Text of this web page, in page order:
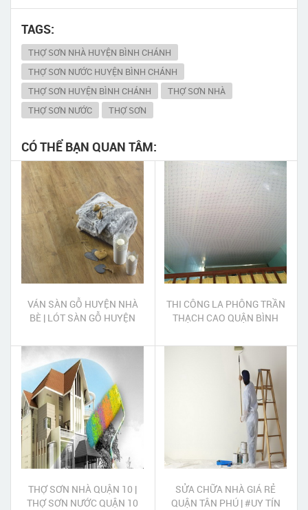
TAGS:
THỢ SƠN NHÀ HUYỆN BÌNH CHÁNH
THỢ SƠN NƯỚC HUYỆN BÌNH CHÁNH
THỢ SƠN HUYỆN BÌNH CHÁNH
THỢ SƠN NHÀ
THỢ SƠN NƯỚC
THỢ SƠN
CÓ THỂ BẠN QUAN TÂM:
VÁN SÀN GỖ HUYỆN NHÀ
BÈ | LÓT SÀN GỖ HUYỆN
THI CÔNG LA PHÔNG TRẦN
THẠCH CAO QUẬN BÌNH
THỢ SƠN NHÀ QUẬN 10 |
THỢ SƠN NƯỚC QUẬN 10
SỬA CHỮA NHÀ GIÁ RẺ
QUẬN TÂN PHÚ | #UY TÍN